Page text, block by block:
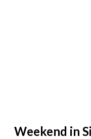
Weekend in